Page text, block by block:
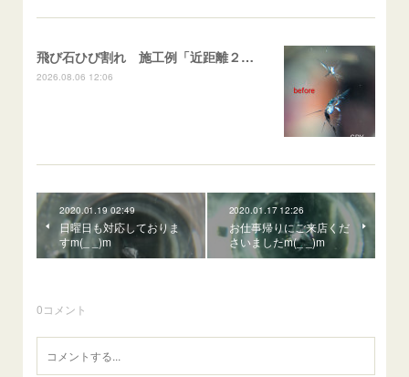
飛び石ひび割れ 施工例「近距離２箇所・パーシャル系+スターブレイク系」ハイエース
2026.08.06 12:06
2020.01.19 02:49
日曜日も対応しておりま
すm(_ _)m
2020.01.17 12:26
お仕事帰りにご来店くだ
さいましたm(_ _)m
0コメント